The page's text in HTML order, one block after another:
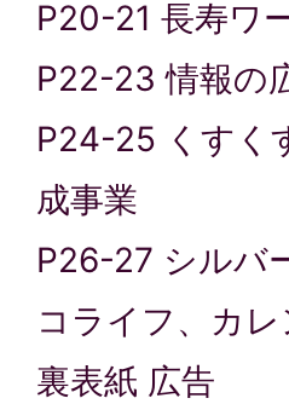
P20-21 長寿ワ
P22-23 情報の
P24-25 くすく
成事業
P26-27 シルバ
コライフ、カ
裏表紙 広告